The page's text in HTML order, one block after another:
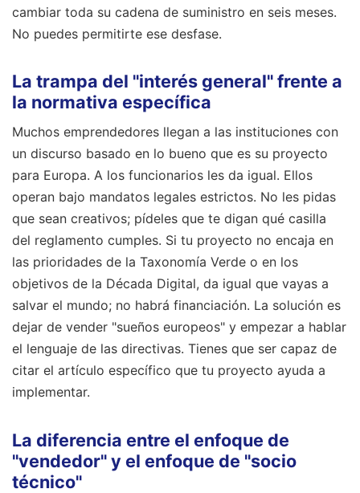
cambiar toda su cadena de suministro en seis meses.
No puedes permitirte ese desfase.
La trampa del "interés general" frente a
la normativa específica
Muchos emprendedores llegan a las instituciones con
un discurso basado en lo bueno que es su proyecto
para Europa. A los funcionarios les da igual. Ellos
operan bajo mandatos legales estrictos. No les pidas
que sean creativos; pídeles que te digan qué casilla
del reglamento cumples. Si tu proyecto no encaja en
las prioridades de la Taxonomía Verde o en los
objetivos de la Década Digital, da igual que vayas a
salvar el mundo; no habrá financiación. La solución es
dejar de vender "sueños europeos" y empezar a hablar
el lenguaje de las directivas. Tienes que ser capaz de
citar el artículo específico que tu proyecto ayuda a
implementar.
La diferencia entre el enfoque de
"vendedor" y el enfoque de "socio
técnico"